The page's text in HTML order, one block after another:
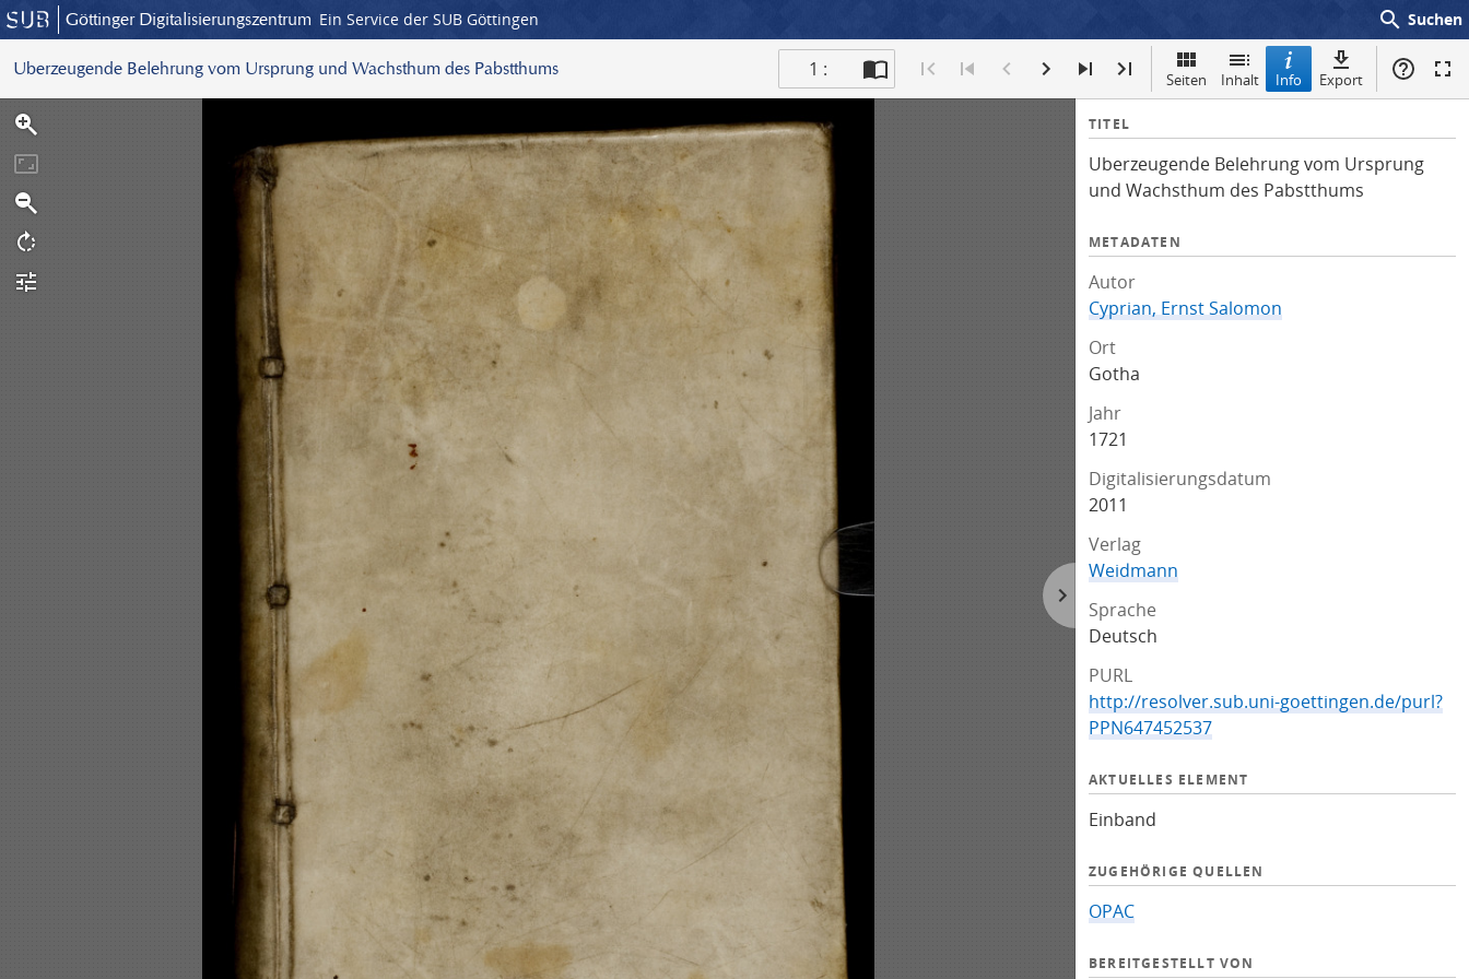
Göttinger Digitalisierungszentrum Ein Service der SUB Göttingen search Suchen
Uberzeugende Belehrung vom Ursprung und Wachsthum des Pabstthums 1 : Seiten Inhalt Info Export
I
f
o
TITEL
Uberzeugende Belehrung vom Ursprung
und Wachsthum des Pabstthums
METADATEN
Autor
Cyprian, Ernst Salomon
Ort
Gotha
Jahr
1721
Digitalisierungsdatum
2011
Verlag
Weidmann
Sprache
Deutsch
PURL
http://resolver.sub.uni-goettingen.de/purl?
PPN647452537
AKTUELLES ELEMENT
Einband
ZUGEHÖRIGE QUELLEN
OPAC
BEREITGESTELLT VON